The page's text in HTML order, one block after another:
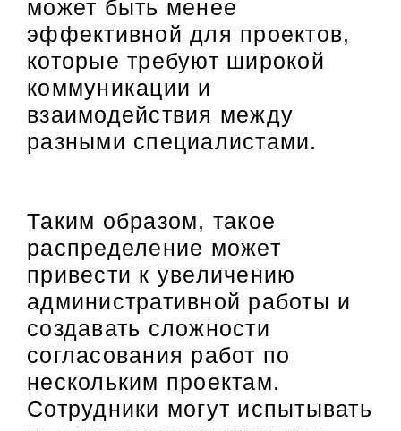
может быть менее
эффективной для проектов,
которые требуют широкой
коммуникации и
взаимодействия между
разными специалистами.
Таким образом, такое
распределение может
привести к увеличению
административной работы и
создавать сложности
согласования работ по
нескольким проектам.
Сотрудники могут испытывать